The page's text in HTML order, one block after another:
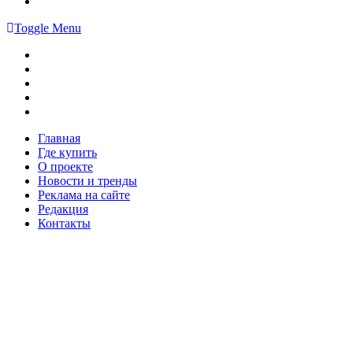
Toggle Menu
Главная
Где купить
О проекте
Новости и тренды
Реклама на сайте
Редакция
Контакты